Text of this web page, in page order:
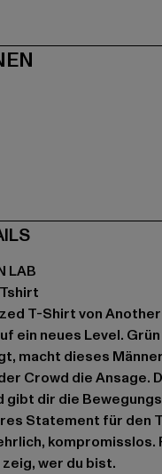
LAB
T-Shirt von
ein neues Level. Grün
macht dieses
Crowd die Ansage.
gibt dir die
Statement für den
kompromisslos.
wer du bist.